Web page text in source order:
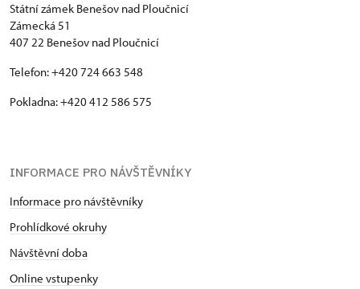
Státní zámek Benešov nad Ploučnicí
Zámecká 51
407 22 Benešov nad Ploučnicí
Telefon: +420 724 663 548
Pokladna: +420 412 586 575
INFORMACE PRO NÁVŠTĚVNÍKY
Informace pro návštěvníky
Prohlídkové okruhy
Návštěvní doba
Online vstupenky